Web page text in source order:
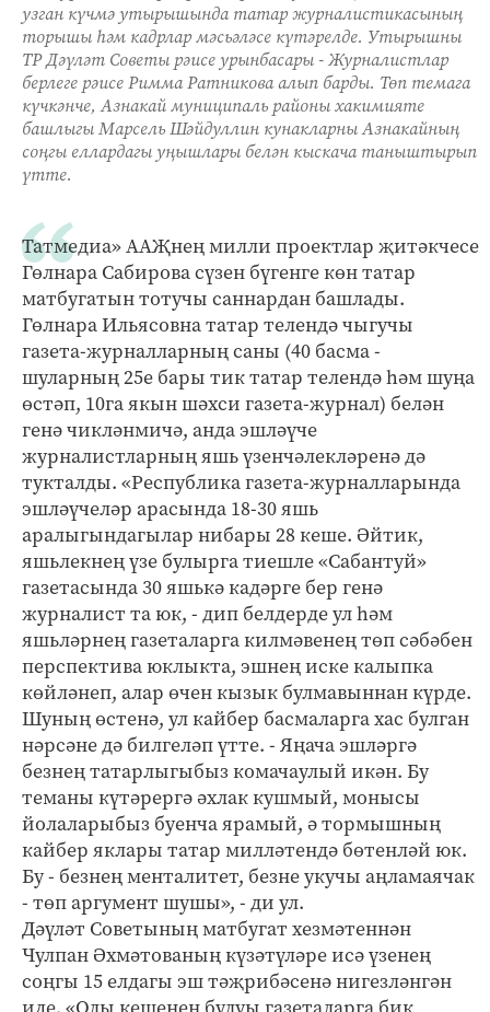
узган күчмә утырышында татар журналистикасының
торышы һәм кадрлар мәсьәләсе күтәрелде. Утырышны
ТР Дәүләт Советы рәисе урынбасары - Журналистлар
берлеге рәисе Римма Ратникова алып барды. Төп темага
күчкәнче, Азнакай муниципаль районы хакимияте
башлыгы Марсель Шәйдуллин кунакларны Азнакайның
соңгы еллардагы уңышлары белән кыскача таныштырып
үтте.
Татмедиа» ААҖнең милли проектлар җитәкчесе
Гөлнара Сабирова сүзен бүгенге көн татар
матбугатын тотучы саннардан башлады.
Гөлнара Ильясовна татар телендә чыгучы
газета-журналларның саны (40 басма -
шуларның 25е бары тик татар телендә һәм шуңа
өстәп, 10га якын шәхси газета-журнал) белән
генә чикләнмичә, анда эшләүче
журналистларның яшь үзенчәлекләренә дә
тукталды. «Республика газета-журналларында
эшләүчеләр арасында 18-30 яшь
аралыгындагылар нибары 28 кеше. Әйтик,
яшьлекнең үзе булырга тиешле «Сабантуй»
газетасында 30 яшькә кадәрге бер генә
журналист та юк, - дип белдерде ул һәм
яшьләрнең газеталарга килмәвенең төп сәбәбен
перспектива юклыкта, эшнең иске калыпка
көйләнеп, алар өчен кызык булмавыннан күрде.
Шуның өстенә, ул кайбер басмаларга хас булган
нәрсәне дә билгеләп үтте. - Яңача эшләргә
безнең татарлыгыбыз комачаулый икән. Бу
теманы күтәрергә әхлак кушмый, монысы
йолаларыбыз буенча ярамый, ә тормышның
кайбер яклары татар милләтендә бөтенләй юк.
Бу - безнең менталитет, безне укучы аңламаячак
- төп аргумент шушы», - ди ул.
Дәүләт Советының матбугат хезмәтеннән
Чулпан Әхмәтованың күзәтүләре исә үзенең
соңгы 15 елдагы эш тәҗрибәсенә нигезләнгән